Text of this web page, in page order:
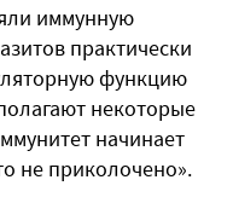
иммунную
практически
функцию
некоторые
начинает
не приколочено».